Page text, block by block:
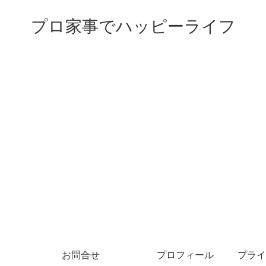
プロ家事でハッピーライフ
お問合せ プロフィール